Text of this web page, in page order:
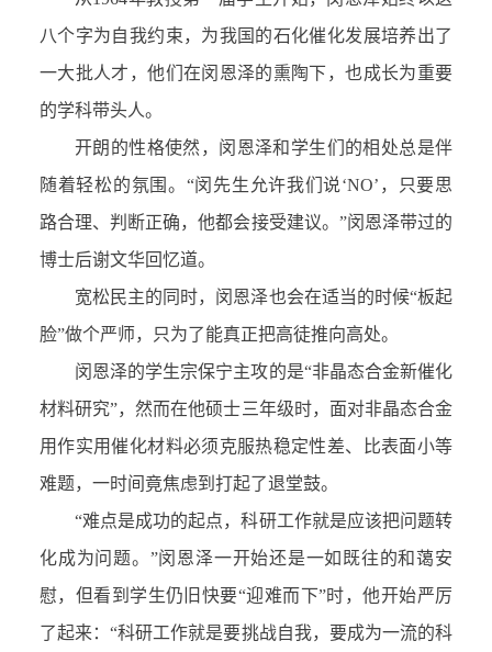
八个字为自我约束，为我国的石化催化发展培养出了
一大批人才，他们在闵恩泽的熏陶下，也成长为重要
的学科带头人。
开朗的性格使然，闵恩泽和学生们的相处总是伴
随着轻松的氛围。“闵先生允许我们说‘NO’，只要思
路合理、判断正确，他都会接受建议。”闵恩泽带过的
博士后谢文华回忆道。
宽松民主的同时，闵恩泽也会在适当的时候“板起
脸”做个严师，只为了能真正把高徒推向高处。
闵恩泽的学生宗保宁主攻的是“非晶态合金新催化
材料研究”，然而在他硕士三年级时，面对非晶态合金
用作实用催化材料必须克服热稳定性差、比表面小等
难题，一时间竟焦虑到打起了退堂鼓。
“难点是成功的起点，科研工作就是应该把问题转
化成为问题。”闵恩泽一开始还是一如既往的和蔼安
慰，但看到学生仍旧快要“迎难而下”时，他开始严厉
了起来：“科研工作就是要挑战自我，要成为一流的科